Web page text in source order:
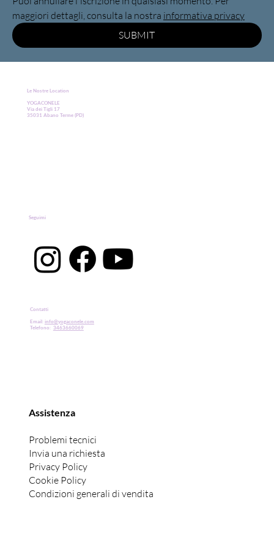
maggiori dettagli, consulta la nostra informativa privacy
SUBMIT
Le Nostre Location
YOGACONELE
Via dei Tigli 17
35031 Abano Terme (PD)
Contatti
Email: info@yogaconele.com
Telefono: 3463660069
Seguimi
Assistenza
Problemi tecnici
Invia una richiesta
Privacy Policy
Cookie Policy
Condizioni generali di vendita